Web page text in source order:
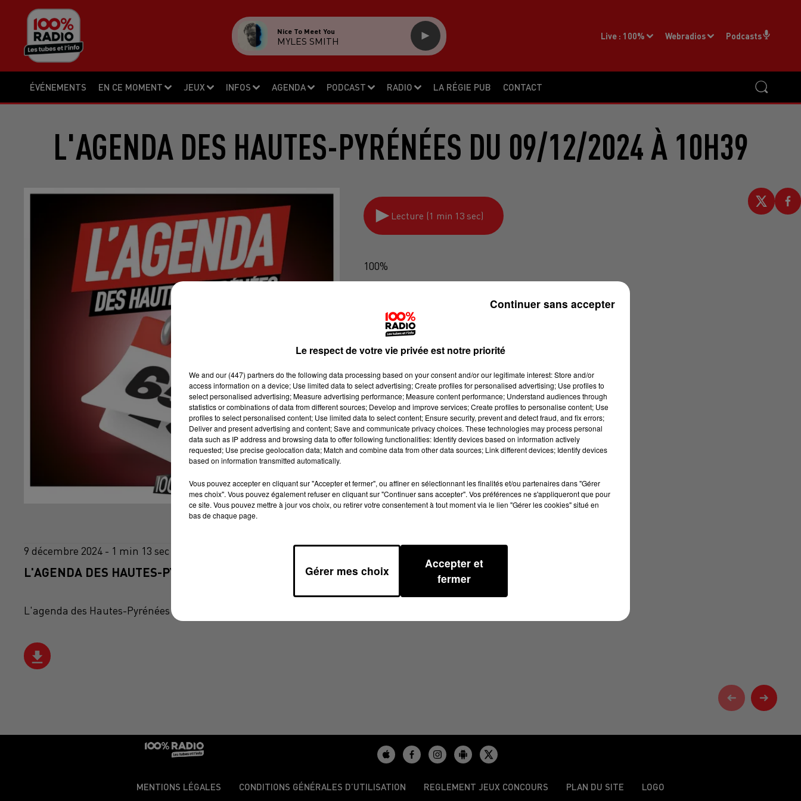
ÉVÉNEMENTS EN CE MOMENT JEUX INFOS AGENDA PODCAST RADIO LA RÉGIE PUB CONTACT
Live : 100% Webradios Podcasts
Nice To Meet You
MYLES SMITH
L'AGENDA DES HAUTES-PYRÉNÉES DU 09/12/2024 À 10H39
Lecture (1 min 13 sec)
100%
9 décembre 2024 - 1 min 13 sec
L'AGENDA DES HAUTES-PYRÉNÉES DU 09/12/2024 À 10H39
L'agenda des Hautes-Pyrénées
MENTIONS LÉGALES CONDITIONS GÉNÉRALES D’UTILISATION REGLEMENT JEUX CONCOURS PLAN DU SITE LOGO
Le respect de votre vie privée est notre priorité
We and our (447) partnersdo the following data processing based on your consent and/or our legitimate interest: Store and/or
access information on a device; Use limited data to select advertising; Create profiles for personalised advertising; Use profiles to
select personalised advertising; Measure advertising performance; Measure content performance; Understand audiences through
statistics or combinations of data from different sources; Develop and improve services; Create profiles to personalise content; Use
profiles to select personalised content; Use limited data to select content; Ensure security, prevent and detect fraud, and fix errors;
Deliver and present advertising and content; Save and communicate privacy choices. These technologies may process personal
data such as IP address and browsing data to offer following functionalities: Identify devices based on information actively
requested; Use precise geolocation data; Match and combine data from other data sources; Link different devices; Identify devices
based on information transmitted automatically.
Vous pouvez accepter en cliquant sur "Accepter et fermer", ou affiner en sélectionnant les finalités et/ou partenaires dans "Gérer
mes choix". Vous pouvez également refuser en cliquant sur "Continuer sans accepter". Vos préférences ne s'appliqueront que pour
ce site. Vous pouvez mettre à jour vos choix, ou retirer votre consentement à tout moment via le lien "Gérer les cookies" situé en
bas de chaque page.
Gérer mes choix
Accepter et
fermer
Continuer sans accepter